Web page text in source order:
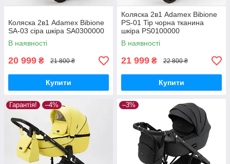
Коляска 2в1 Adamex Bibione
SA-03 сіра шкіра SA0300000
В наявності
20 999 ₴ 21 800 ₴
Купити
Коляска 2в1 Adamex Bibione
PS-01 Tip чорна тканина
шкіра PS0100000
В наявності
21 999 ₴ 22 800 ₴
Купити
Гарантія! –4% –3%